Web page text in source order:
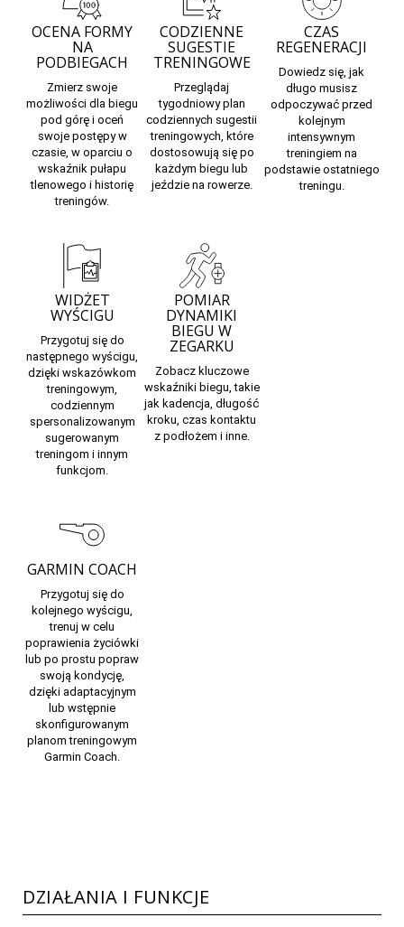
OCENA FORMY
NA
PODBIEGACH
Zmierz swoje
możliwości dla biegu
pod górę i oceń
swoje postępy w
czasie, w oparciu o
wskaźnik pułapu
tlenowego i historię
treningów.
CODZIENNE
SUGESTIE
TRENINGOWE
Przeglądaj
tygodniowy plan
codziennych sugestii
treningowych, które
dostosowują się po
każdym biegu lub
jeździe na rowerze.
CZAS
REGENERACJI
Dowiedz się,jak
długo musisz
odpoczywać przed
kolejnym
intensywnym
treningiem na
podstawie ostatniego
treningu.
WIDŻET
WYŚCIGU
Przygotuj się do
następnego wyścigu,
dzięki wskazówkom
treningowym,
codziennym
spersonalizowanym
sugerowanym
treningom i innym
funkcjom.
POMIAR
DYNAMIKI
BIEGU W
ZEGARKU
Zobacz kluczowe
wskaźniki biegu, takie
jak kadencja, długość
kroku, czas kontaktu
z podłożem i inne.
GARMIN COACH
Przygotuj się do
kolejnego wyścigu,
trenuj w celu
poprawienia życiówki
lub po prostu popraw
swoją kondycję,
dzięki adaptacyjnym
lub wstępnie
skonfigurowanym
planom treningowym
Garmin Coach.
DZIAŁANIA I FUNKCJE